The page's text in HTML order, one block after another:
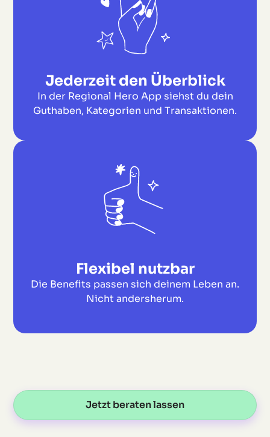
Jederzeit den Überblick
In der Regional Hero App siehst du dein
Guthaben, Kategorien und Transaktionen.
Flexibel nutzbar
Die Benefits passen sich deinem Leben an.
Nicht andersherum.
Jetzt beraten lassen